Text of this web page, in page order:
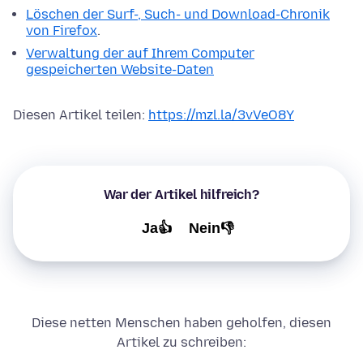
Löschen der Surf-, Such- und Download-Chronik
von Firefox.
Verwaltung der auf Ihrem Computer
gespeicherten Website-Daten
Diesen Artikel teilen: https://mzl.la/3vVeO8Y
War der Artikel hilfreich?
Ja👍 Nein👎
Diese netten Menschen haben geholfen, diesen
Artikel zu schreiben: